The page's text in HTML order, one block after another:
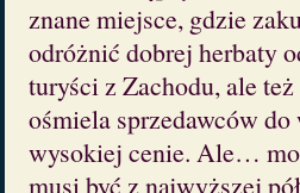
znane miejsce, gdzie
odróżnić dobrej herbaty
turyści z Zachodu, ale
ośmiela sprzedawców
wysokiej cenie. Ale…
musi być z najwyższej